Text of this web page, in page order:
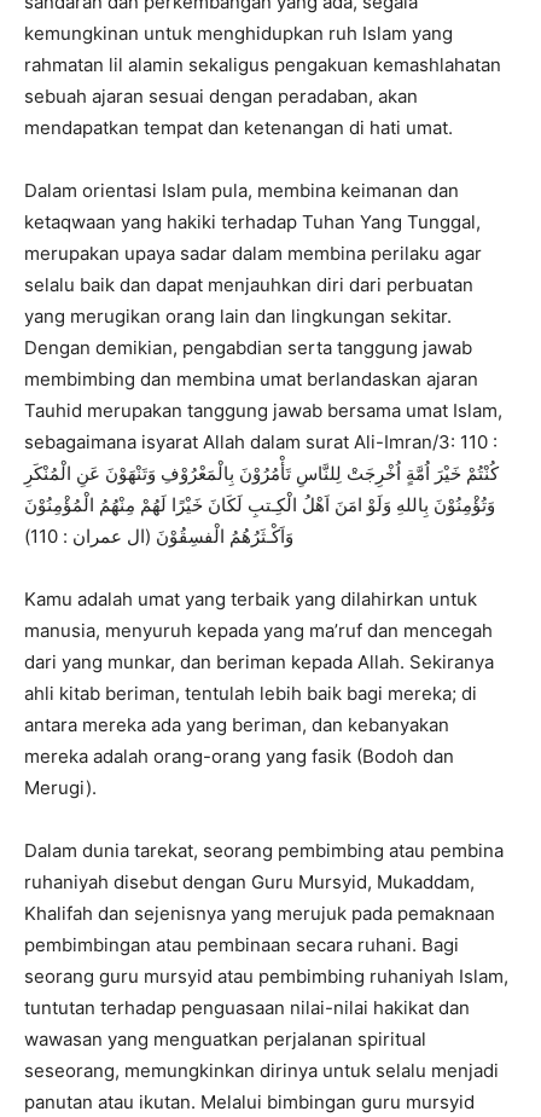
kemungkinan untuk menghidupkan ruh Islam yang
rahmatan lil alamin sekaligus pengakuan kemashlahatan
sebuah ajaran sesuai dengan peradaban, akan
mendapatkan tempat dan ketenangan di hati umat.
Dalam orientasi Islam pula, membina keimanan dan
ketaqwaan yang hakiki terhadap Tuhan Yang Tunggal,
merupakan upaya sadar dalam membina perilaku agar
selalu baik dan dapat menjauhkan diri dari perbuatan
yang merugikan orang lain dan lingkungan sekitar.
Dengan demikian, pengabdian serta tanggung jawab
membimbing dan membina umat berlandaskan ajaran
Tauhid merupakan tanggung jawab bersama umat Islam,
sebagaimana isyarat Allah dalam surat Ali-Imran/3: 110 :
كُنْتُمْ خَيْرَ اُمَّةٍ اُخْرِجَتْ لِلنَّاسِ تَأْمُرُوْنَ بِالْمَعْرُوْفِ وَتَنْهَوْنَ عَنِ الْمُنْكَرِ
وَتُؤْمِنُوْنَ بِاللهِ وَلَوْ امَنَ اَهْلُ الْكِـتبِ لَكَانَ خَيْرًا لَهُمْ مِنْهُمُ الْمُؤْمِنُوْنَ
وَاَكْـثَرُهُمُ الْفسِقُوْنَ (ال عمران : 110)
Kamu adalah umat yang terbaik yang dilahirkan untuk
manusia, menyuruh kepada yang ma’ruf dan mencegah
dari yang munkar, dan beriman kepada Allah. Sekiranya
ahli kitab beriman, tentulah lebih baik bagi mereka; di
antara mereka ada yang beriman, dan kebanyakan
mereka adalah orang-orang yang fasik (Bodoh dan
Merugi).
Dalam dunia tarekat, seorang pembimbing atau pembina
ruhaniyah disebut dengan Guru Mursyid, Mukaddam,
Khalifah dan sejenisnya yang merujuk pada pemaknaan
pembimbingan atau pembinaan secara ruhani. Bagi
seorang guru mursyid atau pembimbing ruhaniyah Islam,
tuntutan terhadap penguasaan nilai-nilai hakikat dan
wawasan yang menguatkan perjalanan spiritual
seseorang, memungkinkan dirinya untuk selalu menjadi
panutan atau ikutan. Melalui bimbingan guru mursyid